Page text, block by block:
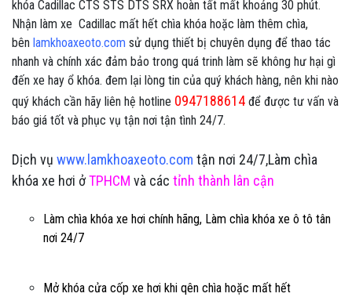
khóa Cadillac CTS STS DTS SRX hoàn tất mất khoảng 30 phút.
Nhận làm xe Cadillac mất hết chìa khóa hoặc làm thêm chìa,
bên lamkhoaxeoto.com sử dụng thiết bị chuyên dụng để thao tác
nhanh và chính xác đảm bảo trong quá trinh làm sẽ không hư hại gì
đến xe hay ổ khóa. đem lại lòng tin của quý khách hàng, nên khi nào
quý khách cần hãy liên hệ hotline 0947188614 để được tư vấn và
báo giá tốt và phục vụ tận nơi tận tình 24/7.
Dịch vụ www.lamkhoaxeoto.com tận nơi 24/7,Làm chìa
khóa xe hơi ởTPHCM và các tỉnh thành lân cận
Làm chìa khóa xe hơi chính hãng, Làm chìa khóa xe ô tô tân
nơi 24/7
Mở khóa cửa cốp xe hơi khi qên chìa hoặc mất hết